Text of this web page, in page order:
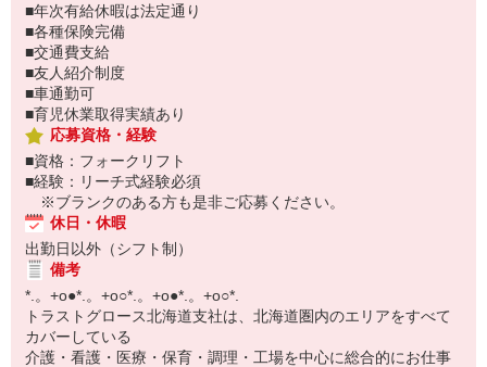
■年次有給休暇は法定通り
■各種保険完備
■交通費支給
■友人紹介制度
■車通勤可
■育児休業取得実績あり
応募資格・経験
■資格：フォークリフト
■経験：リーチ式経験必須
※ブランクのある方も是非ご応募ください。
休日・休暇
出勤日以外（シフト制）
備考
*.。+o●*.。+o○*.。+o●*.。+o○*.
トラストグロース北海道支社は、北海道圏内のエリアをすべて
カバーしている
介護・看護・医療・保育・調理・工場を中心に総合的にお仕事